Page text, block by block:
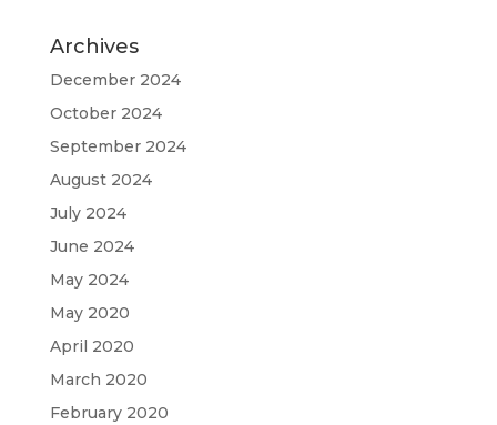
Archives
December 2024
October 2024
September 2024
August 2024
July 2024
June 2024
May 2024
May 2020
April 2020
March 2020
February 2020